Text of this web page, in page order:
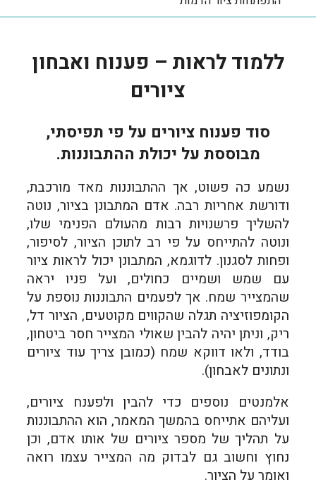
ללמוד לראות – פענוח ואבחון
ציורים
סוד פענוח ציורים על פי תפיסתי,
מבוססת על יכולת ההתבוננות.
נשמע כה פשוט, אך ההתבוננות מאד מורכבת,
ודורשת אחריות רבה. אדם המתבונן בציור, נוטה
להשליך פרשנויות רבות מהעולם הפנימי שלו,
ונוטה להתייחס על פי רב לתוכן הציור, לסיפור,
ופחות לסגנון. לדוגמא, המתבונן יכול לראות ציור
עם שמש ושמיים כחולים, ועל פניו יראה
שהמצייר שמח. אך לפעמים התבוננות נוספת על
הקומפוזיציה תגלה שהקווים מקוטעים, הציור דל,
ריק, וניתן יהיה להבין שאולי המצייר חסר ביטחון,
בודד, ולאו דווקא שמח (כמובן צריך עוד ציורים
ונתונים לאבחון).
אלמנטים נוספים כדי להבין ולפענח ציורים,
ועליהם אתייחס בהמשך המאמר, הוא ההתבוננות
על תהליך של מספר ציורים של אותו אדם, וכן
נחוץ וחשוב גם לבדוק מה המצייר עצמו רואה
ואומר על הציור.